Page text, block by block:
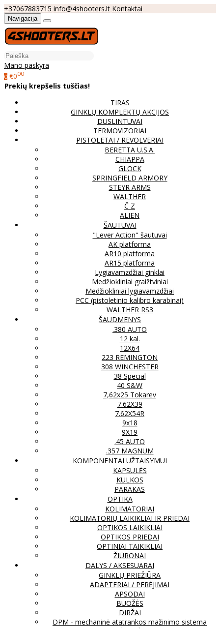
+37067883715 info@4shooters.lt Kontaktai
Navigacija
Mano paskyra
0 €000
Prekių krepšelis tuščias!
TIRAS
GINKLŲ KOMPLEKTŲ AKCIJOS
DUSLINTUVAI
TERMOVIZORIAI
PISTOLETAI / REVOLVERIAI
BERETTA U.S.A.
CHIAPPA
GLOCK
SPRINGFIELD ARMORY
STEYR ARMS
WALTHER
Č Z
ALIEN
ŠAUTUVAI
"Lever Action" šautuvai
AK platforma
AR10 platforma
AR15 platforma
Lygiavamzdžiai ginklai
Medžiokliniai graižtviniai
Medžiokliniai lygiavamzdžiai
PCC (pistoletinio kalibro karabinai)
WALTHER RS3
ŠAUDMENYS
.380 AUTO
12 kal.
12X64
223 REMINGTON
308 WINCHESTER
38 Special
40 S&W
7,62x25 Tokarev
7.62X39
7.62X54R
9x18
9X19
.45 AUTO
.357 MAGNUM
KOMPONENTAI UŽTAISYMUI
KAPSULĖS
KULKOS
PARAKAS
OPTIKA
KOLIMATORIAI
KOLIMATORIŲ LAIKIKLIAI IR PRIEDAI
OPTIKOS LAIKIKLIAI
OPTIKOS PRIEDAI
OPTINIAI TAIKIKLIAI
ŽIŪRONAI
DALYS / AKSESUARAI
GINKLŲ PRIEŽIŪRA
ADAPTERIAI / PERĖJIMAI
APSODAI
BUOŽĖS
DIRŽAI
DPM - mechaninė atatrankos mažinimo sistema